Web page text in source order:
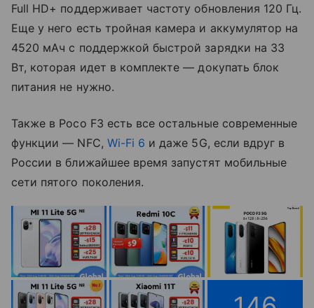
Full HD+ поддерживает частоту обновления 120 Гц.
Еще у него есть тройная камера и аккумулятор на
4520 мАч с поддержкой быстрой зарядки на 33
Вт, которая идет в комплекте — докупать блок
питания не нужно.
Также в Poco F3 есть все остальные современные
функции — NFC, Wi-Fi 6 и даже 5G, если вдруг в
России в ближайшее время запустят мобильные
сети пятого поколения.